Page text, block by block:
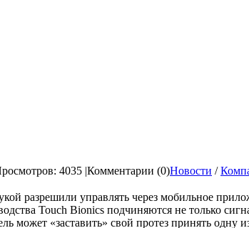
4035 |Комментарии (0)Новости /
разрешили управлять через мобильное
Touch Bionics подчиняются не только
может «заставить» свой протез принять